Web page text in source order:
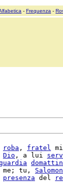
- Frequenza -
roba , fratel
Dio , a lui
me; tu,
presenza del re